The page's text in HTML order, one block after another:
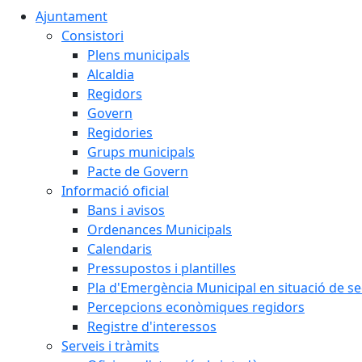
Ajuntament
Consistori
Plens municipals
Alcaldia
Regidors
Govern
Regidories
Grups municipals
Pacte de Govern
Informació oficial
Bans i avisos
Ordenances Municipals
Calendaris
Pressupostos i plantilles
Pla d'Emergència Municipal en situació de
Percepcions econòmiques regidors
Registre d'interessos
Serveis i tràmits